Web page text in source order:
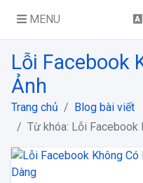
MENU
Lỗi Facebook
Ảnh
Trang chủ
Blog bài viết
Từ khóa: Lỗi Facebook